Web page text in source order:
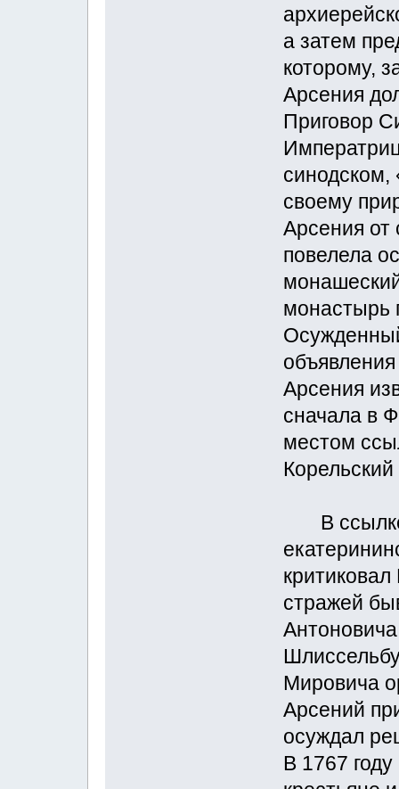
а затем
которому,
Арсения
Приговор
своему
Арсения от
повелела
монастырь
Арсения
сначала в
местом
В ссылке
стражей
Мировича
Арсений
осуждал
В 1767